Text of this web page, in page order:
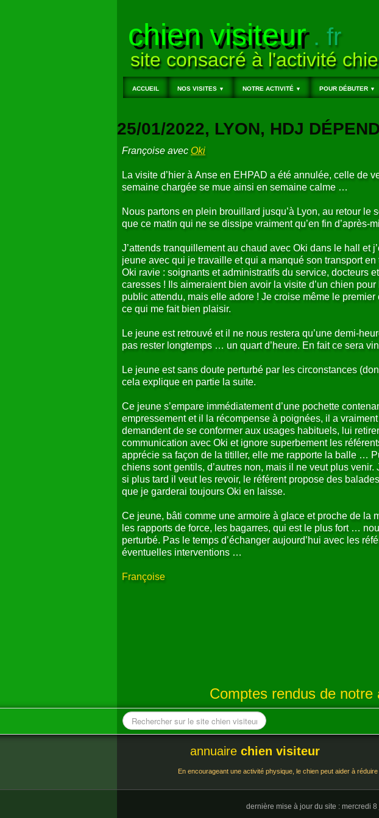
chien visiteur. fr
site consacré à l'activité
ACCUEIL NOS VISITES ▼ NOTRE ACTIVITÉ ▼ POUR DÉBUTER ▼
25/01/2022, LYON, HDJ
Françoise avec Oki
La visite d’hier à Anse en EHPAD a été annulée, celle de
semaine chargée se mue ainsi en semaine calme …
Nous partons en plein brouillard jusqu’à Lyon, au retour
que ce matin qui ne se dissipe vraiment qu’en fin d’après-
J’attends tranquillement au chaud avec Oki dans le hall et
jeune avec qui je travaille et qui a manqué son transport
Oki ravie : soignants et administratifs du service, docteurs
caresses ! Ils aimeraient bien avoir la visite d’un chien
public attendu, mais elle adore ! Je croise même le
ce qui me fait bien plaisir.
Le jeune est retrouvé et il ne nous restera qu’une demi-
pas rester longtemps … un quart d’heure. En fait ce sera
Le jeune est sans doute perturbé par les circonstances
cela explique en partie la suite.
Ce jeune s’empare immédiatement d’une pochette
empressement et il la récompense à poignées, il a
demandent de se conformer aux usages habituels, lui
communication avec Oki et ignore superbement les
apprécie sa façon de la titiller, elle me rapporte la balle …
chiens sont gentils, d’autres non, mais il ne veut plus
si plus tard il veut les revoir, le référent propose des
que je garderai toujours Oki en laisse.
Ce jeune, bâti comme une armoire à glace et proche de la
les rapports de force, les bagarres, qui est le plus fort …
perturbé. Pas le temps d’échanger aujourd’hui avec les
éventuelles interventions …
Françoise
Comptes rendus de notre
annuaire chien visiteur
En encourageant une activité physique, le chien peut aider à
dernière mise à jour du site :